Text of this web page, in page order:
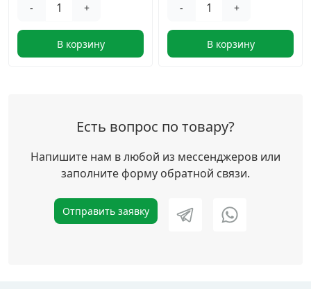
- +
В корзину
- +
В корзину
Есть вопрос по товару?
Напишите нам в любой из мессенджеров или
заполните форму обратной связи.
Отправить заявку